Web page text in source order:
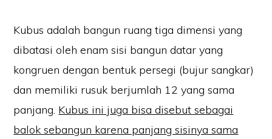
Kubus adalah bangun ruang tiga dimensi yang
dibatasi oleh enam sisi bangun datar yang
kongruen dengan bentuk persegi (bujur sangkar)
dan memiliki rusuk berjumlah 12 yang sama
panjang. Kubus ini juga bisa disebut sebagai
balok sebangun karena panjang sisinya sama